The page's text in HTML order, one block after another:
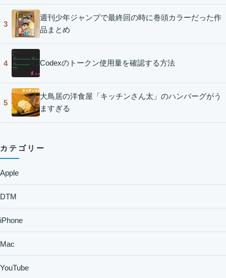
3
週刊少年ジャンプで最終回の時に巻頭カラーだった作
品まとめ
4 Codexのトークン使用量を確認する方法
5
大鳥居の洋食屋「キッチンさん太」のハンバーグがう
ますぎる
カテゴリー
Apple
DTM
iPhone
Mac
YouTube